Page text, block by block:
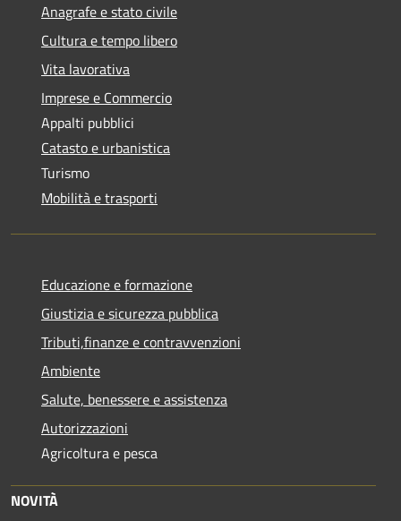
Anagrafe e stato civile
Cultura e tempo libero
Vita lavorativa
Imprese e Commercio
Appalti pubblici
Catasto e urbanistica
Turismo
Mobilità e trasporti
Educazione e formazione
Giustizia e sicurezza pubblica
Tributi,finanze e contravvenzioni
Ambiente
Salute, benessere e assistenza
Autorizzazioni
Agricoltura e pesca
NOVITÀ